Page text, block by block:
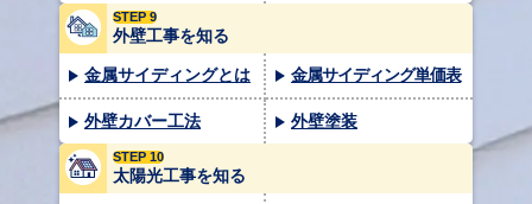
STEP 9
外壁工事を知る
金属サイディングとは 金属サイディング単価表
外壁カバー工法 外壁塗装
STEP 10
太陽光工事を知る